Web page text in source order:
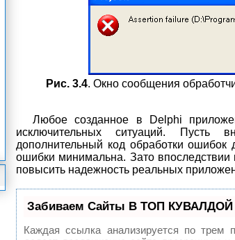
Рис. 3.4. Окно сообщения
Любое созданное в Delphi
исключительных ситуаций. Пусть
дополнительный код обработки
ошибки минимальна. Зато
повысить надежность реальных
Забиваем Сайты В ТОП КУВАЛДОЙ
Каждая ссылка анализируется по трем